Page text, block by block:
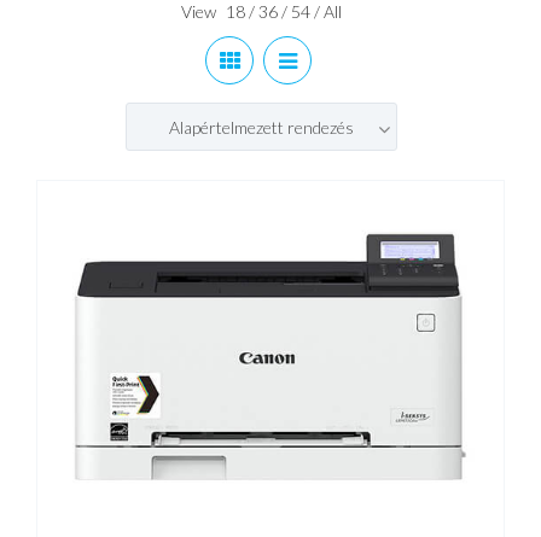
View 18/36/ 54/All
Alapértelmezett rendezés